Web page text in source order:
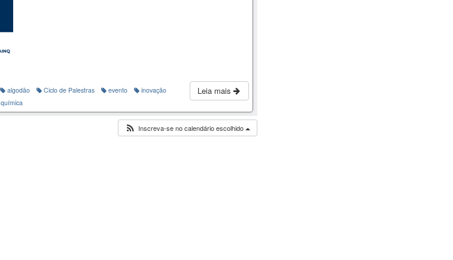
Leia mais
algodão Ciclo de Palestras evento
inovação
química
Inscreva-se no calendário escolhido